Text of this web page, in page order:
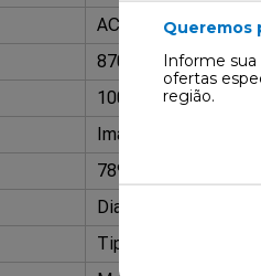
Queremos
Informe sua
ofertas
região.
AC 43055
87088000
10043701131
Imagens meramente
7890903127880
Dianteiro
Tipo: Pneumático